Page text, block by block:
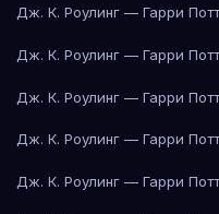
Дж. К. Роулинг — Гарри
Дж. К. Роулинг — Гарри
Дж. К. Роулинг — Гарри
Дж. К. Роулинг — Гарри
Дж. К. Роулинг — Гарри